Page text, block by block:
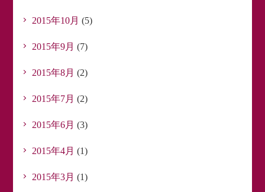
2015年10月 (5)
2015年9月 (7)
2015年8月 (2)
2015年7月 (2)
2015年6月 (3)
2015年4月 (1)
2015年3月 (1)